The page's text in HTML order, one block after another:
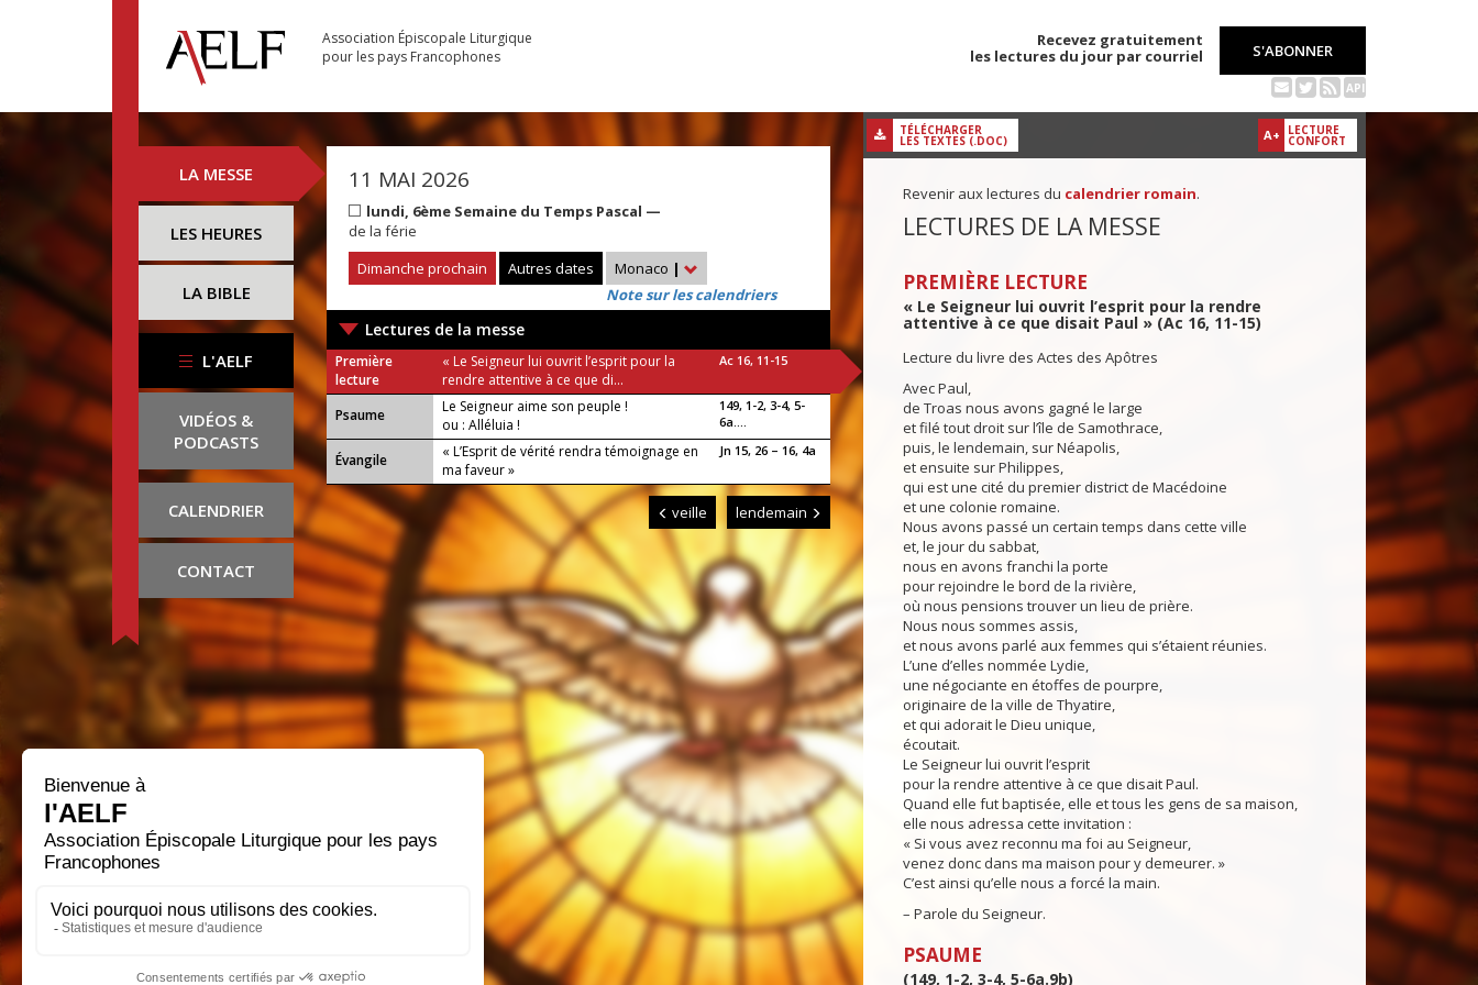
Association Épiscopale Liturgique
pour les pays Francophones
Recevez gratuitement
les lectures du jour par courriel
S'ABONNER
API
LA MESSE
LES HEURES
LA BIBLE
L'AELF
VIDÉOS &
PODCASTS
CALENDRIER
CONTACT
11 MAI 2026
lundi, 6ème Semaine du Temps Pascal —
de la férie
Dimanche prochain
Autres dates Monaco |
Note sur les calendriers
Lectures de la messe
Première
lecture
« Le Seigneur lui ouvrit l’esprit pour la
rendre attentive à ce que di...
Ac 16, 11-15
Psaume
Le Seigneur aime son peuple !
ou : Alléluia !
149, 1-2, 3-4, 5-
6a....
Évangile
« L’Esprit de vérité rendra témoignage en
ma faveur »
Jn 15, 26 – 16, 4a
veille lendemain
A+ LECTURE
CONFORT
TÉLÉCHARGER
LES TEXTES (.DOC)
Revenir aux lectures du calendrier romain.
LECTURES DE LA MESSE
PREMIÈRE LECTURE
« Le Seigneur lui ouvrit l’esprit pour la rendre
attentive à ce que disait Paul » (Ac 16, 11-15)
Lecture du livre des Actes des Apôtres
Avec Paul,
de Troas nous avons gagné le large
et filé tout droit sur l’île de Samothrace,
puis, le lendemain, sur Néapolis,
et ensuite sur Philippes,
qui est une cité du premier district de Macédoine
et une colonie romaine.
Nous avons passé un certain temps dans cette ville
et, le jour du sabbat,
nous en avons franchi la porte
pour rejoindre le bord de la rivière,
où nous pensions trouver un lieu de prière.
Nous nous sommes assis,
et nous avons parlé aux femmes qui s’étaient réunies.
L’une d’elles nommée Lydie,
une négociante en étoffes de pourpre,
originaire de la ville de Thyatire,
et qui adorait le Dieu unique,
écoutait.
Le Seigneur lui ouvrit l’esprit
pour la rendre attentive à ce que disait Paul.
Quand elle fut baptisée, elle et tous les gens de sa maison,
elle nous adressa cette invitation :
« Si vous avez reconnu ma foi au Seigneur,
venez donc dans ma maison pour y demeurer. »
C’est ainsi qu’elle nous a forcé la main.
– Parole du Seigneur.
PSAUME
(149, 1-2, 3-4, 5-6a.9b)